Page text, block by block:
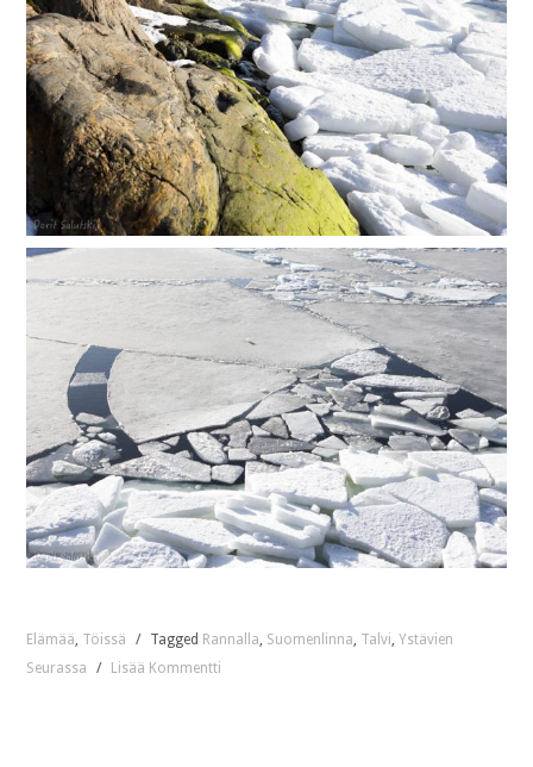
Elämää, Töissä / Tagged Rannalla, Suomenlinna, Talvi,Ystävien
Seurassa
/ Lisää Kommentti